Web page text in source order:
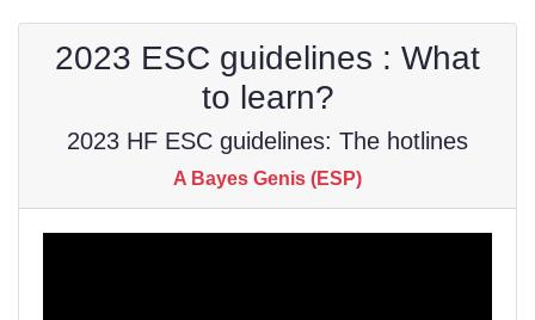
2023 ESC guidelines : What
to learn?
2023 HF ESC guidelines: The hotlines
A Bayes Genis (ESP)